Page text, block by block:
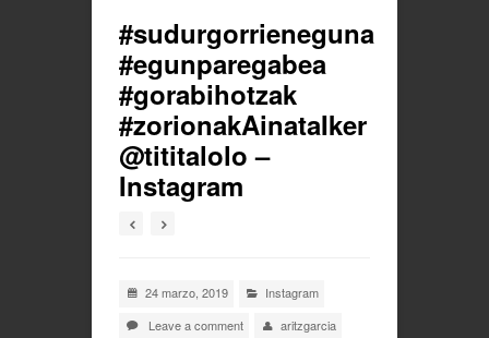
#sudurgorrieneguna
#egunparegabea
#gorabihotzak
#zorionakAinataIker
@tititalolo –
Instagram
24 marzo, 2019
Instagram
Leave a comment
aritzgarcia